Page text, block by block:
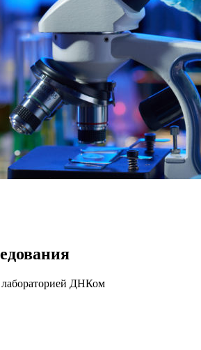
лабораторией ДНКом